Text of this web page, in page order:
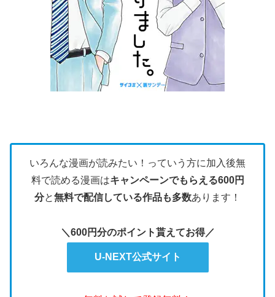
いろんな漫画が読みたい！っていう方に加入後無
料で読める漫画はキャンペーンでもらえる600円
分と無料で配信している作品も多数あります！
＼600円分のポイント貰えてお得／
U-NEXT公式サイト